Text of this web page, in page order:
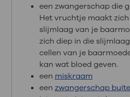
een zwangerschap die
Het vruchtje maakt
slijmlaag van je
zich diep in die
cellen van je
kan wat bloed geven.
een miskraam
een zwangerschap